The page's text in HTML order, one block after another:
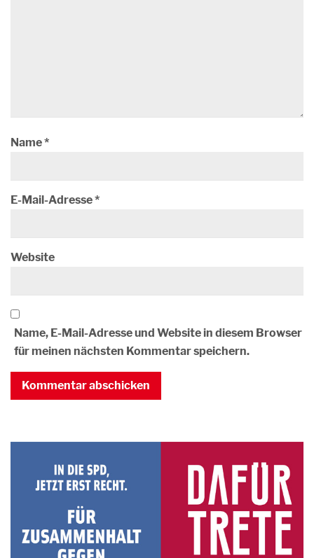
Name*
E-Mail-Adresse*
Website
Name, E-Mail-Adresse und Website in diesem Browser
für meinen nächsten Kommentar speichern.